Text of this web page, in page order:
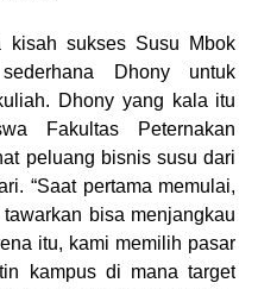
kisah sukses Susu Mbok
Dhony untuk
Dhony yang kala itu
Fakultas Peternakan
peluang bisnis susu dari
“Saat pertama memulai,
bisa menjangkau
itu, kami memilih pasar
kampus di mana target